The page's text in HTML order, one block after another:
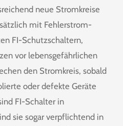
neue Stromkreise
mit Fehlerstrom-
FI-Schutzschaltern,
vor lebensgefährlichen
den Stromkreis, sobald
oder defekte Geräte
FI-Schalter in
sie sogar verpflichtend in